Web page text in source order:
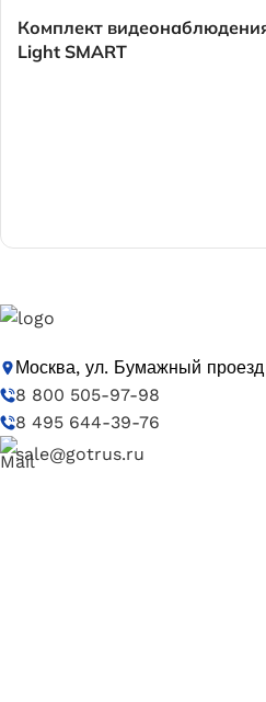
Комплект
Light SMART
Москва, ул. Бумажный проезд
8 800 505-97-98
8 495 644-39-76
sale@gotrus.ru